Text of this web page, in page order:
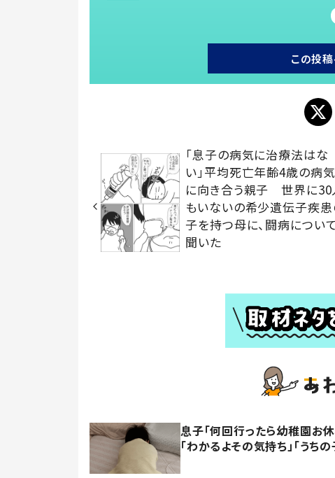
この投
「息子の病気に治療法はな
い」平均死亡年齢4歳の病気
に向き合う親子 世界に30
もいないの希少遺伝子疾
子を持つ母に、闘病につい
聞いた
息子「何回行ったら幼稚園お
「わかるよその気持ち」「うちの